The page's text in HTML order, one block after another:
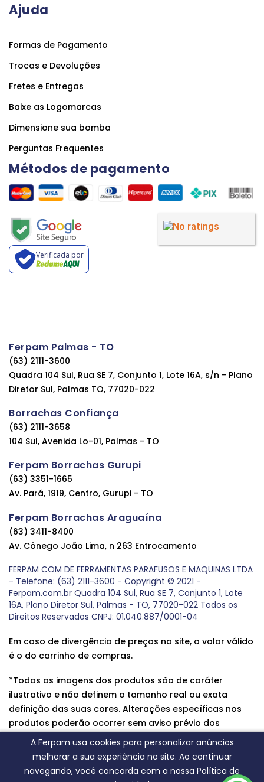
A Ferpam usa cookies para personalizar anúncios
melhorar a sua experiência no site. Ao continuar
navegando, você concorda com a nossa Política de
Ajuda
Formas de Pagamento
Trocas e Devoluções
Fretes e Entregas
Baixe as Logomarcas
Dimensione sua bomba
Perguntas Frequentes
Métodos de pagamento
Verificada por
Ferpam Palmas - TO
(63) 2111-3600
Quadra 104 Sul, Rua SE 7, Conjunto 1, Lote 16A, s/n - Plano
Diretor Sul, Palmas TO, 77020-022
Borrachas Confiança
(63) 2111-3658
104 Sul, Avenida Lo-01, Palmas - TO
Ferpam Borrachas Gurupi
(63) 3351-1665
Av. Pará, 1919, Centro, Gurupi - TO
Ferpam Borrachas Araguaína
(63) 3411-8400
Av. Cônego João Lima, n 263 Entrocamento
FERPAM COM DE FERRAMENTAS PARAFUSOS E MAQUINAS LTDA
- Telefone: (63) 2111-3600 - Copyright © 2021 -
Ferpam.com.br Quadra 104 Sul, Rua SE 7, Conjunto 1, Lote
16A, Plano Diretor Sul, Palmas - TO, 77020-022 Todos os
Direitos Reservados CNPJ: 01.040.887/0001-04
Em caso de divergência de preços no site, o valor válido
é o do carrinho de compras.
*Todas as imagens dos produtos são de caráter
ilustrativo e não definem o tamanho real ou exata
definição das suas cores. Alterações específicas nos
produtos poderão ocorrer sem aviso prévio dos
fornecedores, qualquer dúvida sobre nossos produtos
entre em contato conosco.